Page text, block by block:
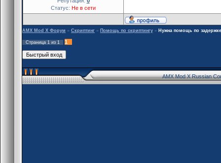
Статус: Не в сети
AMX Mod X Форум » Скриптинг » Помощь по скриптингу » Нужна помощь по
Страница 1 из 1 1
AMX Mod X Russian